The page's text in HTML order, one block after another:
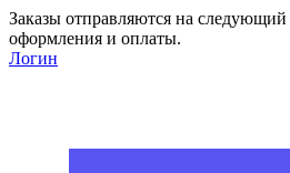
Заказы отправляются на
оформления и оплаты.
Логин